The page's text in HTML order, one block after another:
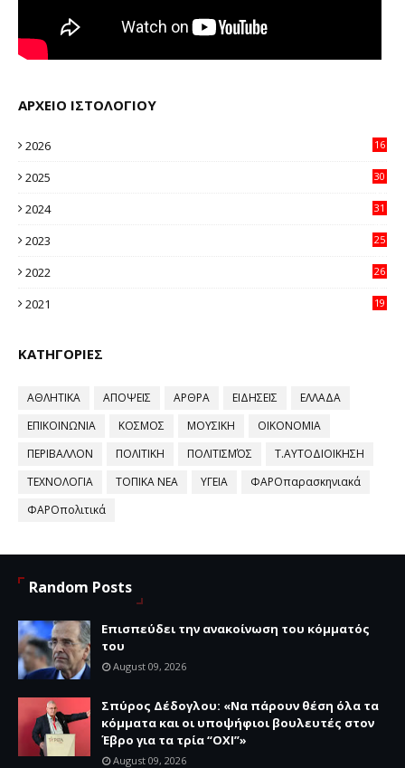
ΑΡΧΕΙΟ ΙΣΤΟΛΟΓΙΟΥ
2026
16
2025
30
2024
31
2023
25
2022
26
2021
19
ΚΑΤΗΓΟΡΙΕΣ
ΑΘΛΗΤΙΚΑ ΑΠΟΨΕΙΣ ΑΡΘΡΑ ΕΙΔΗΣΕΙΣ
ΕΛΛΑΔΑ
ΕΠΙΚΟΙΝΩΝΙΑ
ΚΟΣΜΟΣ ΜΟΥΣΙΚΗ
ΟΙΚΟΝΟΜΙΑ
ΠΕΡΙΒΑΛΛΟΝ
ΠΟΛΙΤΙΚΗ ΠΟΛΙΤΙΣΜΌΣ
Τ.ΑΥΤΟΔΙΟΙΚΗΣΗ
ΤΕΧΝΟΛΟΓΙΑ
ΤΟΠΙΚΑ ΝΕΑ ΥΓΕΙΑ
ΦΑΡΟπαρασκηνιακά
ΦΑΡΟπολιτικά
Random Posts
Επισπεύδει την ανακοίνωση του κόμματός
του
August 09, 2026
Σπύρος Δέδογλου: «Να πάρουν θέση όλα τα
κόμματα και οι υποψήφιοι βουλευτές στον
Έβρο για τα τρία “ΟΧΙ”»
August 09, 2026